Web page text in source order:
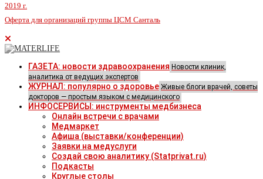
2019 г.
Оферта для организаций группы ЦСМ Санталь
ГАЗЕТА: новости здравоохранения Новости клиник,
аналитика от ведущих экспертов
ЖУРНАЛ: популярно о здоровье Живые блоги врачей, советы
докторов — простым языком с медицинского
ИНФОСЕРВИСЫ: инструменты медбизнеса
Онлайн встречи с врачами
Медмаркет
Афиша (выставки/конференции)
Заявки на медуслуги
Создай свою аналитику (Statprivat.ru)
Подкасты
Круглые столы